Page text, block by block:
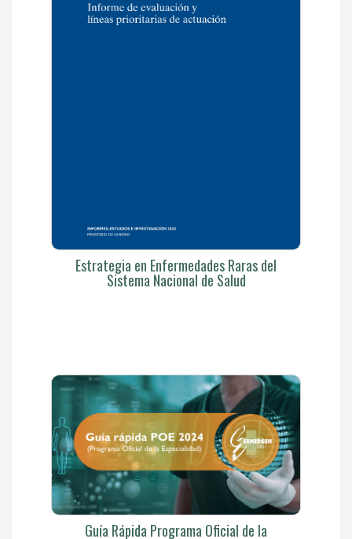
Estrategia en Enfermedades Raras del
Sistema Nacional de Salud
Guía Rápida Programa Oficial de la